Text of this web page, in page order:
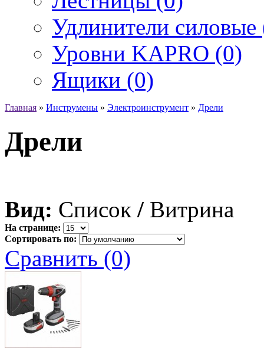
Удлинители силовые
Уровни KAPRO (0)
Ящики (0)
Главная » Инструмены » Электроинструмент » Дрели
Дрели
Вид: Список / Витрина
На странице:
Сортировать по:
Сравнить (0)